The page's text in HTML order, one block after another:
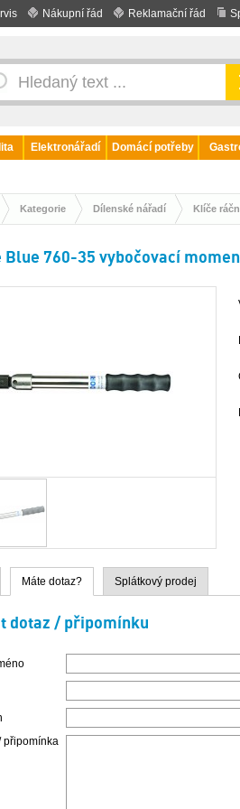
Nákupní řád Reklamační řád
Elektronářadí Domácí potřeby
Kategorie Dílenské nářadí Klíče
Blue 760-35 vybočovací
Máte dotaz? Splátkový prodej
dotaz / připomínku
připomínka